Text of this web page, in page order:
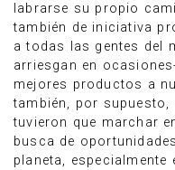
Anúnciate
labrarse su propio
también de iniciativa
a todas las gentes del
arriesgan en
mejores productos a
también, por
tuvieron que marchar
busca de
planeta, especialmente